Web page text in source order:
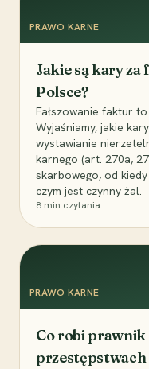
PRAWO KARNE
Jakie są kary
Polsce?
Fałszowanie faktur
Wyjaśniamy, jakie
wystawianie
karnego (art. 270a,
skarbowego, od
czym jest czynny żal.
8 min czytania
PRAWO KARNE
Co robi prawnik